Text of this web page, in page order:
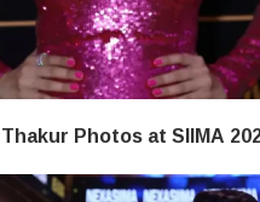
Photos at SIIMA